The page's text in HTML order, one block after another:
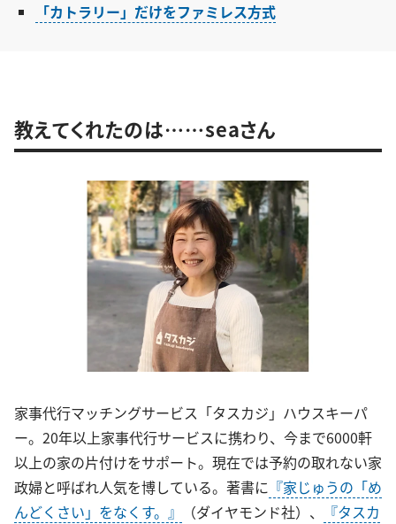
「カトラリー」だけをファミレス方式
教えてくれたのは……seaさん
家事代行マッチングサービス「タスカジ」ハウスキーパ
ー。20年以上家事代行サービスに携わり、今まで6000軒
以上の家の片付けをサポート。現在では予約の取れない家
政婦と呼ばれ人気を博している。著書に 『家じゅうの「め
んどくさい」をなくす。』
（ダイヤモンド社）、
『タスカ